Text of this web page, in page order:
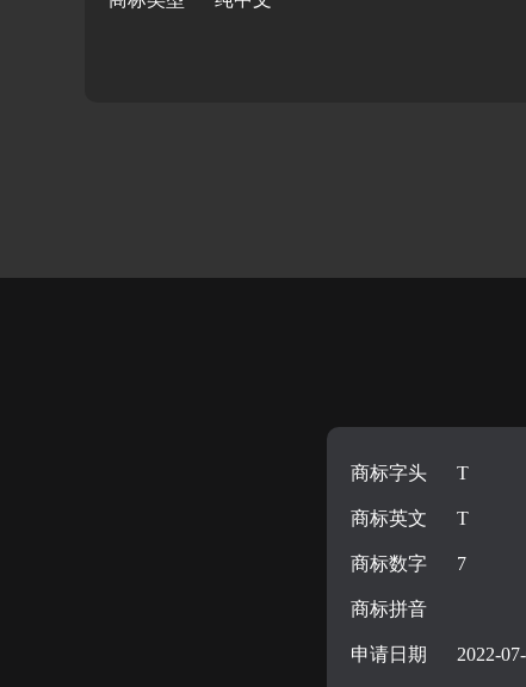
商标字头 T
商标英文 T
商标数字 7
商标拼音
申请日期 2022-